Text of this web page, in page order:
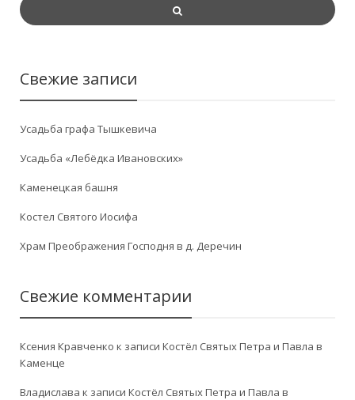
Свежие записи
Усадьба графа Тышкевича
Усадьба «Лебёдка Ивановских»
Каменецкая башня
Костел Святого Иосифа
Храм Преображения Господня в д. Деречин
Свежие комментарии
Ксения Кравченко к записи Костёл Святых Петра и Павла в
Каменце
Владислава к записи Костёл Святых Петра и Павла в